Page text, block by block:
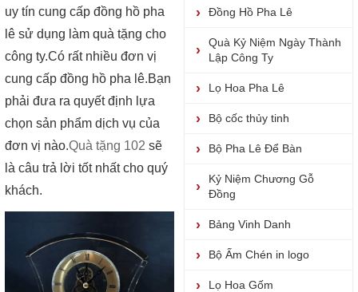
uy tín cung cấp đồng hồ pha
lê sử dụng làm quà tặng cho
công ty.Có rất nhiều đơn vị
cung cấp đồng hồ pha lê.Bạn
phải đưa ra quyết định lựa
chọn sản phẩm dịch vụ của
đơn vị nào.Quà tặng 102 sẽ
là câu trả lời tốt nhất cho quý
khách.
Đồng Hồ Pha Lê
Quà Kỷ Niệm Ngày Thành
Lập Công Ty
Lọ Hoa Pha Lê
Bộ cốc thủy tinh
Bộ Pha Lê Để Bàn
Kỷ Niệm Chương Gỗ
Đồng
Bảng Vinh Danh
Bộ Ấm Chén in logo
Lọ Hoa Gốm